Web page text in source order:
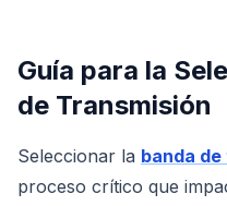
Guía para la
de Transmisión
Seleccionar la banda
proceso crítico que